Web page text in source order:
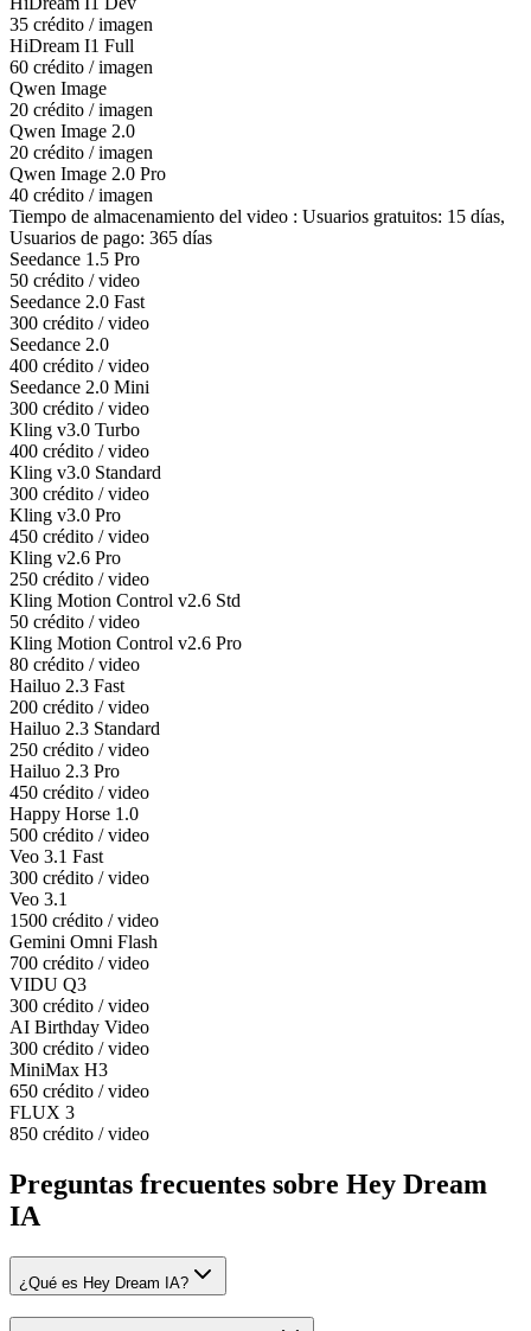
35 crédito / imagen
HiDream I1 Full
60 crédito / imagen
Qwen Image
20 crédito / imagen
Qwen Image 2.0
20 crédito / imagen
Qwen Image 2.0 Pro
40 crédito / imagen
Tiempo de almacenamiento del video : Usuarios gratuitos: 15 días,
Usuarios de pago: 365 días
Seedance 1.5 Pro
50 crédito / video
Seedance 2.0 Fast
300 crédito / video
Seedance 2.0
400 crédito / video
Seedance 2.0 Mini
300 crédito / video
Kling v3.0 Turbo
400 crédito / video
Kling v3.0 Standard
300 crédito / video
Kling v3.0 Pro
450 crédito / video
Kling v2.6 Pro
250 crédito / video
Kling Motion Control v2.6 Std
50 crédito / video
Kling Motion Control v2.6 Pro
80 crédito / video
Hailuo 2.3 Fast
200 crédito / video
Hailuo 2.3 Standard
250 crédito / video
Hailuo 2.3 Pro
450 crédito / video
Happy Horse 1.0
500 crédito / video
Veo 3.1 Fast
300 crédito / video
Veo 3.1
1500 crédito / video
Gemini Omni Flash
700 crédito / video
VIDU Q3
300 crédito / video
AI Birthday Video
300 crédito / video
MiniMax H3
650 crédito / video
FLUX 3
850 crédito / video
Preguntas frecuentes sobre Hey Dream
IA
¿Qué es Hey Dream IA?